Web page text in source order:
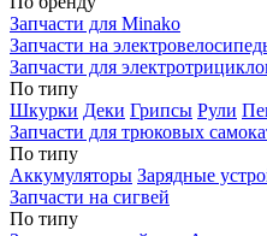
Запчасти для Minako
Запчасти на
Запчасти для
По типу
Шкурки Деки Грипсы Рули
Запчасти для трюковых
По типу
Аккумуляторы Зарядные
Запчасти на сигвей
По типу